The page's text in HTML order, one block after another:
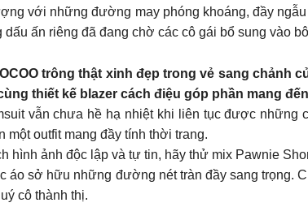
với những đường may phóng khoáng, đầy
dấu ấn riêng đã đang chờ các cô gái bổ sung vào
trông thật xinh đẹp trong vẻ sang chảnh
thiết kế blazer cách điệu góp phần mang
vẫn chưa hề hạ nhiệt khi liên tục được những
một outfit mang đầy tính thời trang.
hình ảnh độc lập và tự tin, hãy thử mix Pawnie
áo sở hữu những đường nét tràn đầy sang trọng.
cô thành thị.